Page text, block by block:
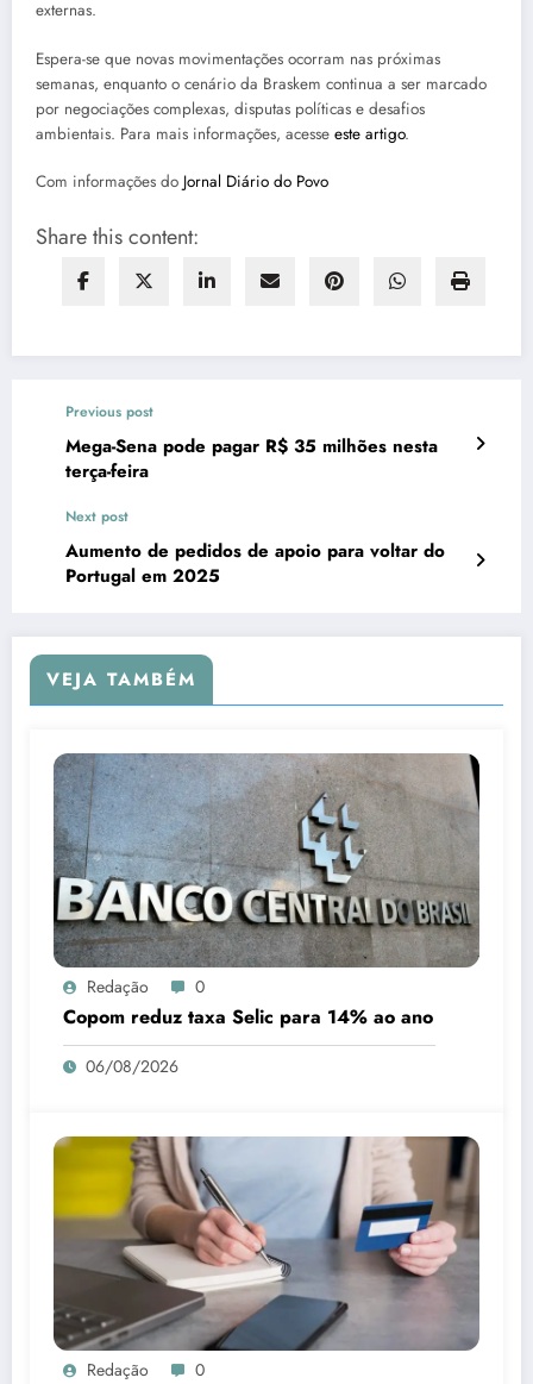
externas.
Espera-se que novas movimentações ocorram nas próximas
semanas, enquanto o cenário da Braskem continua a ser marcado
por negociações complexas, disputas políticas e desafios
ambientais. Para mais informações, acesse este artigo.
Com informações do Jornal Diário do Povo
Share this content:
Previous post
Mega-Sena pode pagar R$ 35 milhões nesta
terça-feira
Next post
Aumento de pedidos de apoio para voltar do
Portugal em 2025
VEJA TAMBÉM
Redação 0
Copom reduz taxa Selic para 14% ao ano
06/08/2026
Redação 0